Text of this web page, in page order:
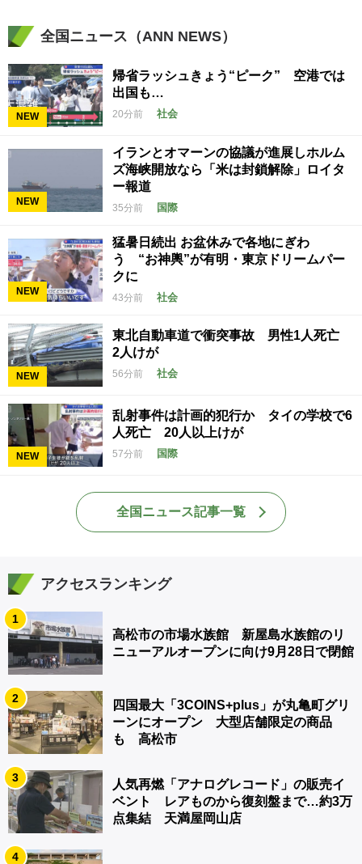
全国ニュース（ANN NEWS）
NEW
帰省ラッシュきょう“ピーク” 空港では
出国も…
20分前 社会
NEW
イランとオマーンの協議が進展しホルム
ズ海峡開放なら「米は封鎖解除」ロイタ
ー報道
35分前 国際
NEW
猛暑日続出 お盆休みで各地にぎわ
う “お神輿”が有明・東京ドリームパー
クに
43分前 社会
NEW
東北自動車道で衝突事故 男性1人死亡
2人けが
56分前 社会
NEW
乱射事件は計画的犯行か タイの学校で6
人死亡 20人以上けが
57分前 国際
全国ニュース記事一覧
アクセスランキング
1
高松市の市場水族館 新屋島水族館のリ
ニューアルオープンに向け9月28日で閉館
2
四国最大「3COINS+plus」が丸亀町グリ
ーンにオープン 大型店舗限定の商品
も 高松市
3
人気再燃「アナログレコード」の販売イ
ベント レアものから復刻盤まで…約3万
点集結 天満屋岡山店
4